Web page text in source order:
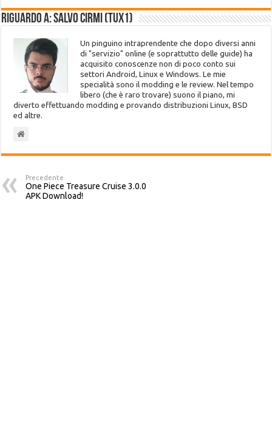
Riguardo a: Salvo Cirmi (Tux1)
Un pinguino intraprendente che dopo diversi anni
di "servizio" online (e soprattutto delle guide) ha
acquisito conoscenze non di poco conto sui
settori Android, Linux e Windows. Le mie
specialità sono il modding e le review. Nel tempo
libero (che è raro trovare) suono il piano, mi
diverto effettuando modding e provando distribuzioni Linux, BSD
ed altre.
Precedente
One Piece Treasure Cruise 3.0.0
APK Download!